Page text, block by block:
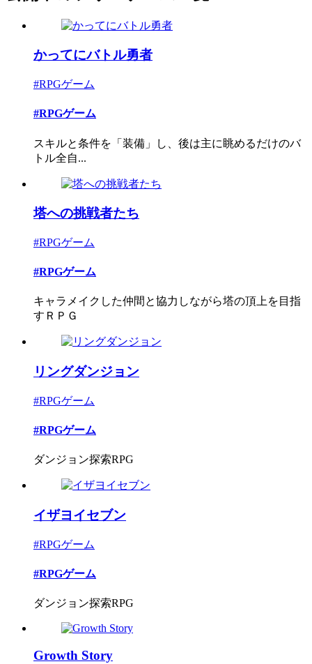
かってにバトル勇者
#RPGゲーム
#RPGゲーム
スキルと条件を「装備」し、後は主に眺めるだけのバ
トル全自...
塔への挑戦者たち
#RPGゲーム
#RPGゲーム
キャラメイクした仲間と協力しながら塔の頂上を目指
すＲＰＧ
リングダンジョン
#RPGゲーム
#RPGゲーム
ダンジョン探索RPG
イザヨイセブン
#RPGゲーム
#RPGゲーム
ダンジョン探索RPG
Growth Story